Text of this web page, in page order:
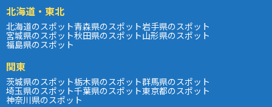
北海道・東北
北海道のスポット青森県のスポット岩手県のスポット
宮城県のスポット秋田県のスポット山形県のスポット
福島県のスポット
関東
茨城県のスポット栃木県のスポット群馬県のスポット
埼玉県のスポット千葉県のスポット東京都のスポット
神奈川県のスポット